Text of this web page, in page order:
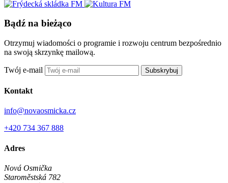
Bądź na bieżąco
Otrzymuj wiadomości o programie i rozwoju centrum bezpośrednio
na swoją skrzynkę mailową.
Twój e-mail Subskrybuj
Kontakt
info@novaosmicka.cz
+420 734 367 888
Adres
Nová Osmička
Staroměstská 782